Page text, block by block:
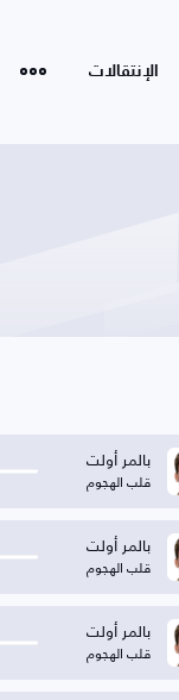
الإنتقالات
بالمر أولت
قلب الهجوم
بالمر أولت
قلب الهجوم
بالمر أولت
قلب الهجوم